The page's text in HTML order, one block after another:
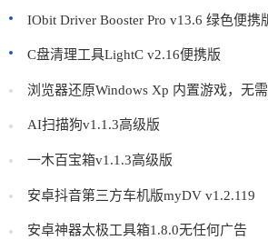
IObit Driver Booster Pro v13.6 绿色便携
C盘清理工具LightC v2.16便携版
浏览器还原Windows Xp 内置游戏，无
AI扫描狗v1.1.3高级版
一木百宝箱v1.1.3高级版
安卓抖音第三方车机版myDV v1.2.119
安卓神器太极工具箱1.8.0无任何广告